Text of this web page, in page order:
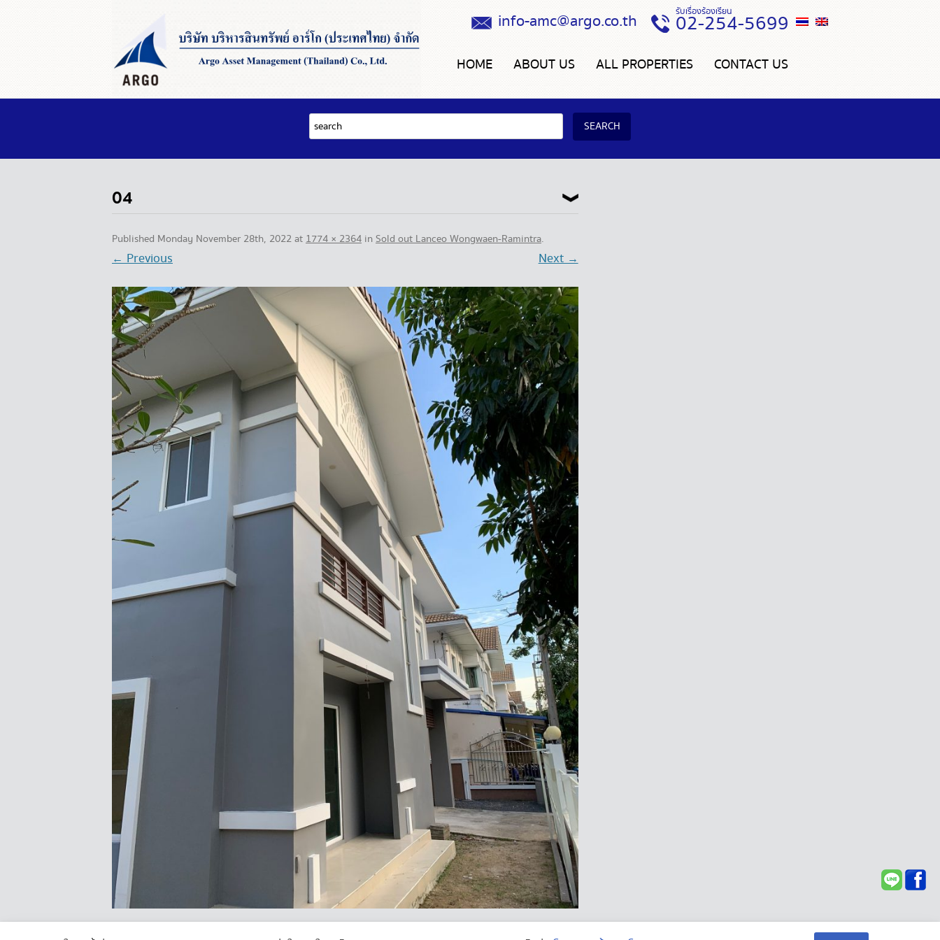
รับเรื่องร้องเรียน
02-254-5699
info-amc@argo.co.th
HOME ABOUT US ALL PROPERTIES CONTACT US
04
Published Monday November 28th, 2022at1774 × 2364 inSold out Lanceo Wongwaen-Ramintra.
← Previous Next →